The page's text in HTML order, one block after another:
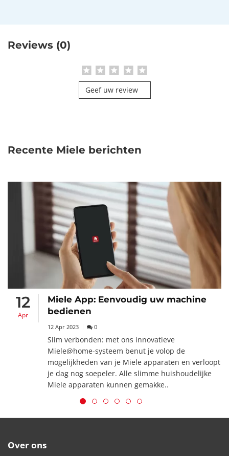
Reviews (0)
Geef uw review
Recente Miele berichten
12
Apr
Miele App: Eenvoudig uw machine
bedienen
12 Apr 2023 0
Slim verbonden: met ons innovatieve
Miele@home-systeem benut je volop de
mogelijkheden van je Miele apparaten en verloopt
je dag nog soepeler. Alle slimme huishoudelijke
Miele apparaten kunnen gemakke..
Over ons